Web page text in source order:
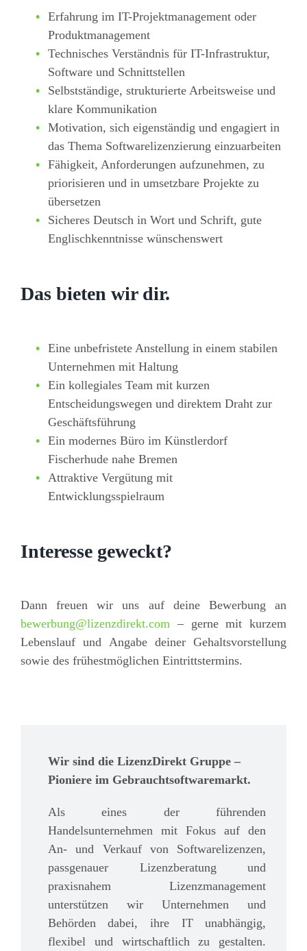
Erfahrung im IT-Projektmanagement oder
Produktmanagement
Technisches Verständnis für IT-Infrastruktur,
Software und Schnittstellen
Selbstständige, strukturierte Arbeitsweise und
klare Kommunikation
Motivation, sich eigenständig und engagiert in
das Thema Softwarelizenzierung einzuarbeiten
Fähigkeit, Anforderungen aufzunehmen, zu
priorisieren und in umsetzbare Projekte zu
übersetzen
Sicheres Deutsch in Wort und Schrift, gute
Englischkenntnisse wünschenswert
Das bieten wir dir.
Eine unbefristete Anstellung in einem stabilen
Unternehmen mit Haltung
Ein kollegiales Team mit kurzen
Entscheidungswegen und direktem Draht zur
Geschäftsführung
Ein modernes Büro im Künstlerdorf
Fischerhude nahe Bremen
Attraktive Vergütung mit
Entwicklungsspielraum
Interesse geweckt?
Dann freuen wir uns auf deine Bewerbung an
bewerbung@lizenzdirekt.com– gerne mit kurzem
Lebenslauf und Angabe deiner Gehaltsvorstellung
sowie des frühestmöglichen Eintrittstermins.
Wir sind die LizenzDirekt Gruppe –
Pioniere im Gebrauchtsoftwaremarkt.
Als eines der führenden
Handelsunternehmen mit Fokus auf den
An- und Verkauf von Softwarelizenzen,
passgenauer Lizenzberatung und
praxisnahem Lizenzmanagement
unterstützen wir Unternehmen und
Behörden dabei, ihre IT unabhängig,
flexibel und wirtschaftlich zu gestalten.